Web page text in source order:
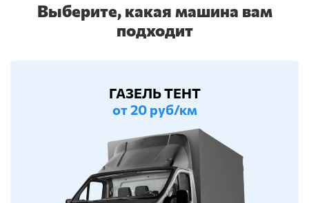
Выберите, какая машина вам
подходит
ГАЗЕЛЬ ТЕНТ
от 20 руб/км